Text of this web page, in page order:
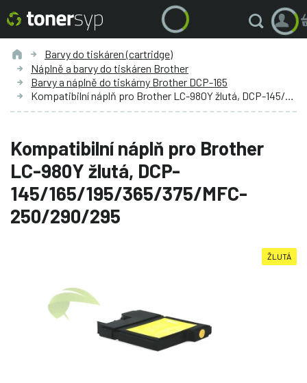
Barvy do tiskáren (cartridge)
Náplně a barvy do tiskáren Brother
Barvy a náplně do tiskárny Brother DCP-165
Kompatibilní náplň pro Brother LC-980Y žlutá, DCP-145/165/195/365/375/MFC-250/290/295
Kompatibilní náplň pro Brother
LC-980Y žlutá, DCP-
145/165/195/365/375/MFC-
250/290/295
ŽLUTÁ